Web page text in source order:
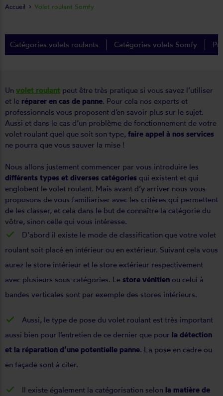
Catégories volets roulants Catégories volets Somfy
Un volet roulant peut être très pratique si vous savez l’utiliser
et le réparer en cas de panne. Pour cela nos experts et
professionnels vous proposent d’en savoir plus sur le sujet.
Aussi et dans le cas d’un problème de fonctionnement de votre
volet roulant quel que soit son type, faire appel à nos services
ne pourra que vous sauver la mise !
Nous allons justement commencer par vous introduire les
différents types et diverses catégories qui existent et qui
englobent le volet roulant. Mais avant d’y arriver nous vous
proposons de vous familiariser avec les critères qui permettent
de les classer, et cela dans le but de connaître la catégorie du
vôtre, sinon celle qui vous intéresse.
D’abord il existe le mode de classification que votre volet
roulant soit placé en intérieur ou en extérieur. Suivant cela vous
aurez le store intérieur et le store extérieur respectivement
avec plusieurs sous-catégories. Le store vénitien ou celui à
bandes verticales sont par exemple des stores intérieurs.
Aussi, le type de pose du volet roulant est très important
aussi bien pour l’entretien de ce dernier que pour la détection
et la réparation d’une potentielle panne. La pose en cadre ou
en façade sont à citer.
Il existe également la catégorisation selon la matière de
Accueil Volet roulant Somfy